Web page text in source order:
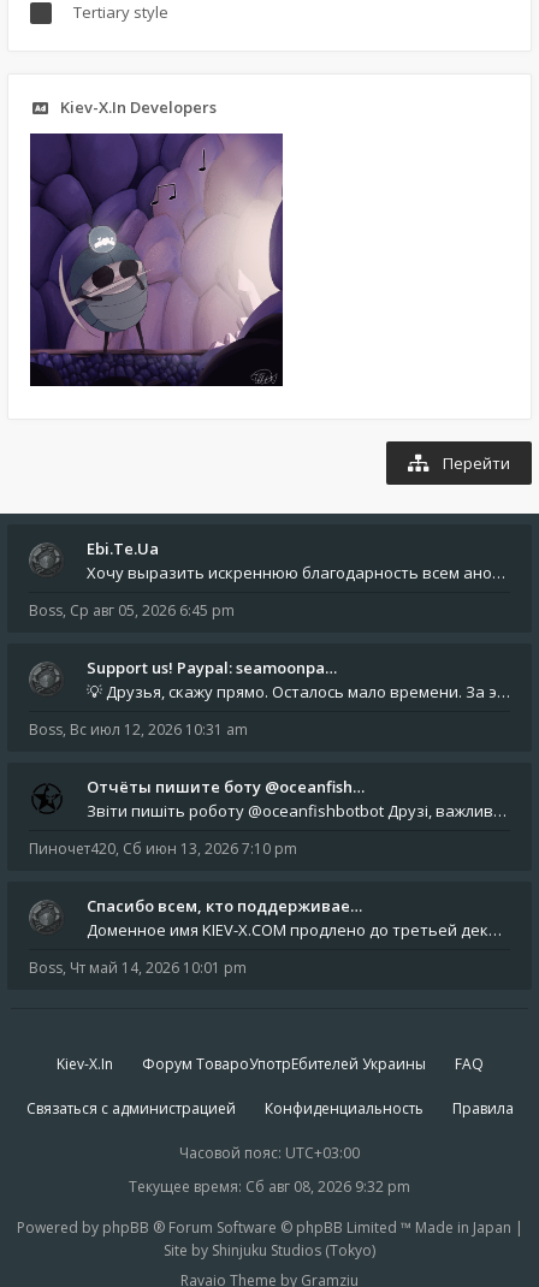
Tertiary style
Kiev-X.In Developers
Перейти
Ebi.Te.Ua
Хочу выразить искреннюю благодарность всем анонимным пользователям, которые поддержали наше сообщество финансово. Благод
Boss, Ср авг 05, 2026 6:45 pm
Support us! Paypal: seamoonpa…
💡 Друзья, скажу прямо. Осталось мало времени. За это время нам нужно закрыть последние обязательные расходы: около 500
Boss, Вс июл 12, 2026 10:31 am
Отчёты пишите боту @oceanfish…
Звіти пишіть роботу @oceanfishbotbot Друзі, важливе повідомлення для учасників форума. Основне звернення опублікован
Пиночет420, Сб июн 13, 2026 7:10 pm
Спасибо всем, кто поддерживае…
Доменное имя KIEV-X.COM продлено до третьей декады августа 2027 года! Спасибо всем анонимным пользователям, которые по
Boss, Чт май 14, 2026 10:01 pm
Kiev-X.In Форум ТовароУпотрЕбителей Украины FAQ
Связаться с администрацией Конфиденциальность Правила
Часовой пояс: UTC+03:00
Текущее время: Сб авг 08, 2026 9:32 pm
Powered by phpBB ® Forum Software © phpBB Limited ™ Made in Japan |
Site by Shinjuku Studios (Tokyo)
Ravaio Theme by Gramziu